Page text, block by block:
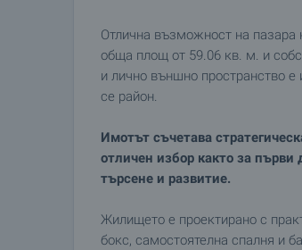
Отлична възможност на пазара
обща площ от 59.06 кв. м. и
и лично външно пространство
се район.
Имотът съчетава
отличен избор както за първи
търсене и развитие.
Жилището е проектирано с
бокс, самостоятелна спалня и